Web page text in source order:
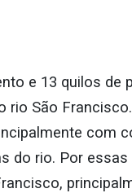
e 13 quilos de
rio São
com
do rio. Por